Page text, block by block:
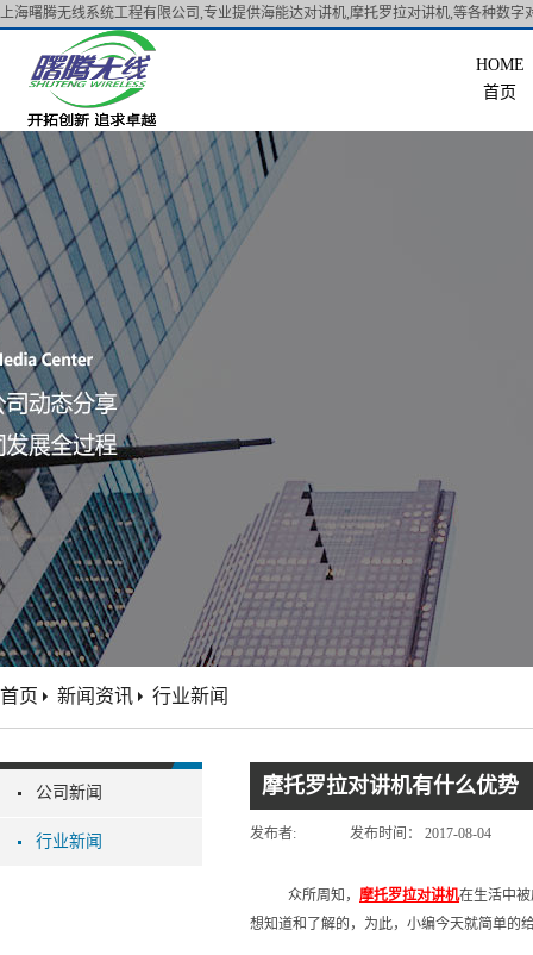
上海曙腾无线系统工程有限公司,专业提供海能达对讲机,摩托罗拉对讲机,等各种数字
首页
公司新闻
行业新闻
首页 新闻资讯 行业新闻
摩托罗拉对讲机有什么优势
发布者: 发布时间： 2017-08-04
众所周知， 摩托罗拉对讲机在生活中
想知道和了解的，为此，小编今天就简单的